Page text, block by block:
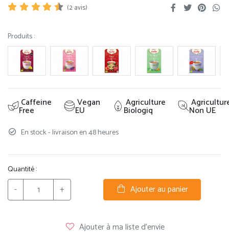
(2avis)
Produits :
Caffeine
Free
Vegan
EU
Agriculture
Biologiq Non UE
En stock - livraison en 48 heures
Quantité :
- + Ajouter au panier
Ajouter à ma liste d'envie